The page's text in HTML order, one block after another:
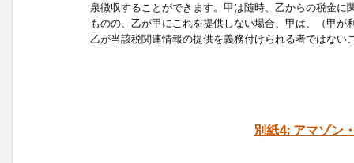
泉徴収することができます。甲は随時、乙からの税金
ものの、乙が甲にこれを提供しない場合、甲は、（甲
乙が当該税関連情報の提供を義務付けられる者ではな
別紙4: アマゾン